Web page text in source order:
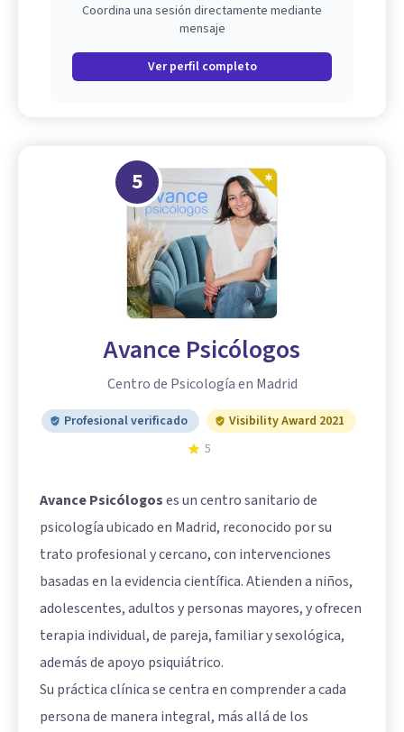
Coordina una sesión directamente mediante
mensaje
Ver perfil completo
5
Avance Psicólogos
Centro de Psicología en Madrid
Profesional verificado
Visibility Award 2021
5
Avance Psicólogoses un centro sanitario de
psicología ubicado en Madrid, reconocido por su
trato profesional y cercano, con intervenciones
basadas en la evidencia científica. Atienden a niños,
adolescentes, adultos y personas mayores, y ofrecen
terapia individual, de pareja, familiar y sexológica,
además de apoyo psiquiátrico.
Su práctica clínica se centra en comprender a cada
persona de manera integral, más allá de los